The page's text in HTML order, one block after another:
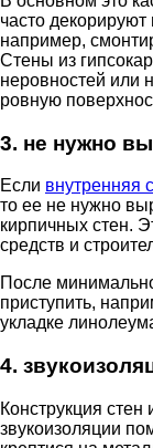
часто
например,
Стены из
неровностей или
ровную
3. не нужно
Если внутренняя
то ее не нужно
кирпичных стен.
средств и
После
приступить,
укладке
4.
Конструкция стен
звукоизоляции